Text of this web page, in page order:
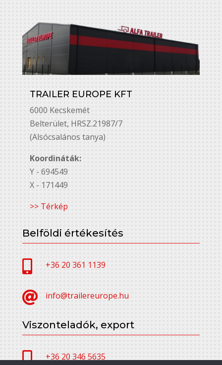
TRAILER EUROPE KFT
6000 Kecskemét
Belterület, HRSZ.21987/7
(Alsócsalános tanya)
Koordináták:
Y - 694549
X - 171449
>> Térkép
Belföldi értékesítés
 +36 20 361 1139
 info@trailereurope.hu
Viszonteladók, export
 +36 20 346 5635